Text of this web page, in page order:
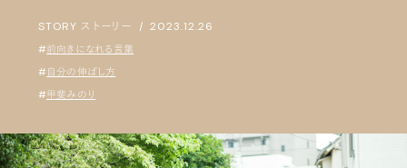
STORY ストーリー | 2023.12.26
#前向きになれる言葉
#自分の伸ばし方
#甲斐みのり